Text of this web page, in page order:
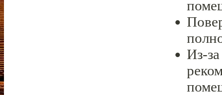
Из-